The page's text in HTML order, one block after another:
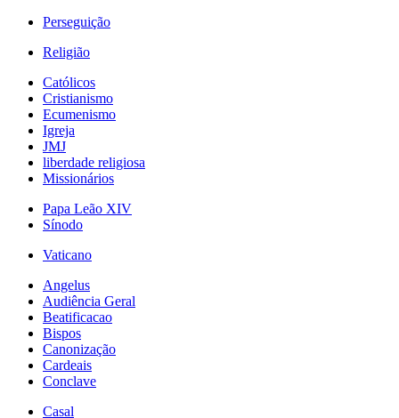
Perseguição
Religião
Católicos
Cristianismo
Ecumenismo
Igreja
JMJ
liberdade religiosa
Missionários
Papa Leão XIV
Sínodo
Vaticano
Angelus
Audiência Geral
Beatificacao
Bispos
Canonização
Cardeais
Conclave
Casal